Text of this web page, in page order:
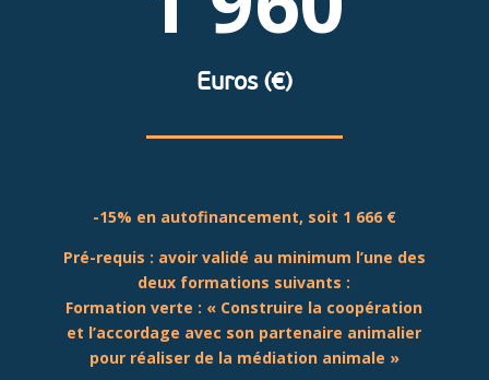
Euros (€)
-15% en autofinancement, soit 1 666 €
Pré-requis : avoir validé au minimum l’une des
deux formations suivants :
Formation verte : « Construire la coopération
et l’accordage avec son partenaire animalier
pour réaliser de la médiation animale »